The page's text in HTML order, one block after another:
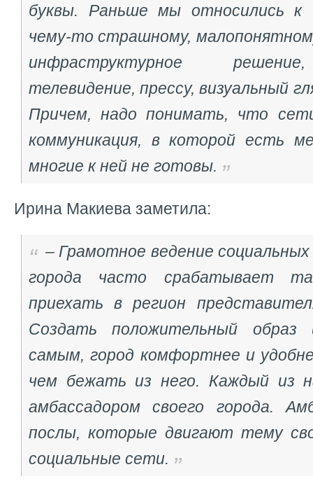
буквы. Раньше мы относились к
чему-то страшному,
инфраструктурное
телевидение, прессу, визуальный
Причем, надо понимать, что
коммуникация, в которой есть
многие к ней не готовы.
Ирина Макиева заметила:
– Грамотное ведение
города часто срабатывает
приехать в регион
Создать положительный
самым, город комфортнее и
чем бежать из него. Каждый из
амбассадором своего города.
послы, которые двигают тему
социальные сети.